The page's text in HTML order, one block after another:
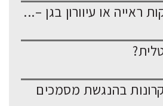
ראייה או עיוורון בגן –...
בהנגשת מסמכים